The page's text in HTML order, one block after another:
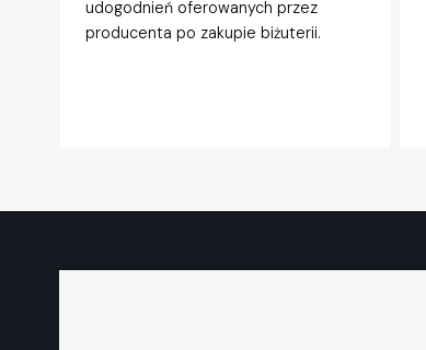
udogodnień oferowanych przez
producenta po zakupie biżuterii.